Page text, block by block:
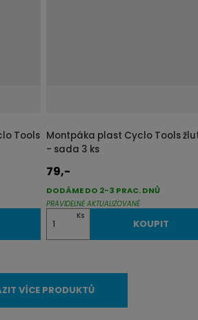
Tools Montpáka plast Cyclo Tools
- sada 3 ks
79,-
Z
m
n
i
t
Ks
KOUPIT
DODÁME DO 2-3 PRAC. DNŮ
PRAVIDELNĚ AKTUALIZOVANÉ
VÍCE PRODUKTŮ